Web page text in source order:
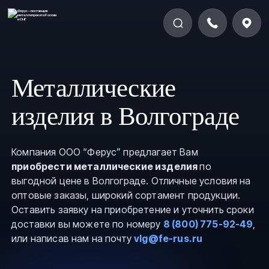
Металлические
изделия в Волгограде
Компания ООО “Ферус” предлагает Вам
приобрести металлические изделияпо
выгодной цене в Волгограде. Отличные условия на
оптовые заказы, широкий сортамент продукции.
Оставить заявку на приобретение и уточнить сроки
доставки вы можете по номеру 8 (800) 775-92-49,
или написав нам на почтуvlg@fe-rus.ru